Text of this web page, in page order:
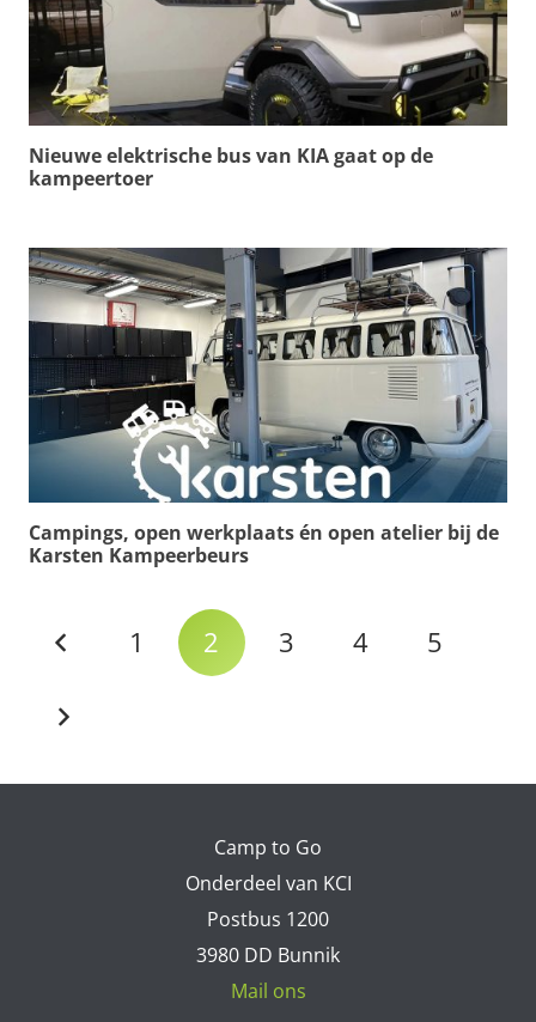
Nieuwe elektrische bus van KIA gaat op de
kampeertoer
Campings, open werkplaats én open atelier bij de
Karsten Kampeerbeurs
1 2 3 4 5
Camp to Go
Onderdeel van KCI
Postbus 1200
3980 DD Bunnik
Mail ons